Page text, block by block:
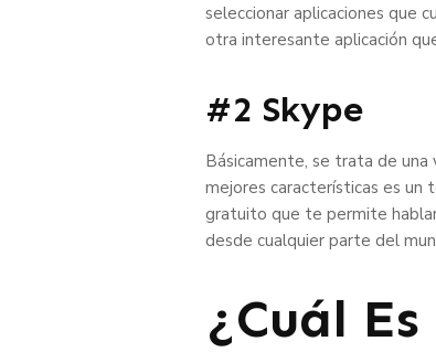
seleccionar aplicaciones que
otra interesante aplicación
#2 Skype
Básicamente, se trata de
mejores características es
gratuito que te permite
desde cualquier parte del
¿Cuál